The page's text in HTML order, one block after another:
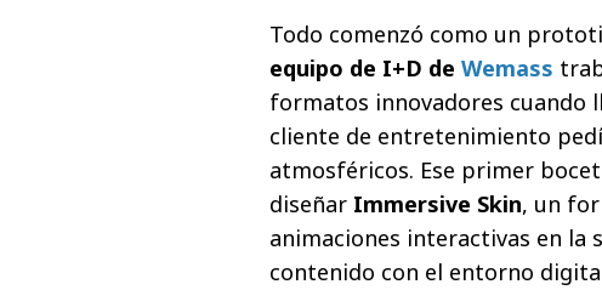
Todo comenzó como un
equipo de I+D de Wemass
formatos innovadores cuando
cliente de entretenimiento
atmosféricos. Ese primer
diseñar Immersive Skin, un
animaciones interactivas en la
contenido con el entorno